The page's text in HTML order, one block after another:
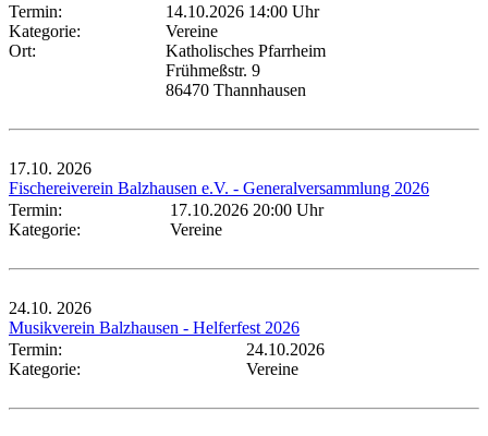
Termin:
14.10.2026 14:00 Uhr
Kategorie:
Vereine
Ort:
Katholisches Pfarrheim
Frühmeßstr. 9
86470 Thannhausen
17.10. 2026
Fischereiverein Balzhausen e.V. - Generalversammlung 2026
Termin:
17.10.2026 20:00 Uhr
Kategorie:
Vereine
24.10. 2026
Musikverein Balzhausen - Helferfest 2026
Termin:
24.10.2026
Kategorie:
Vereine